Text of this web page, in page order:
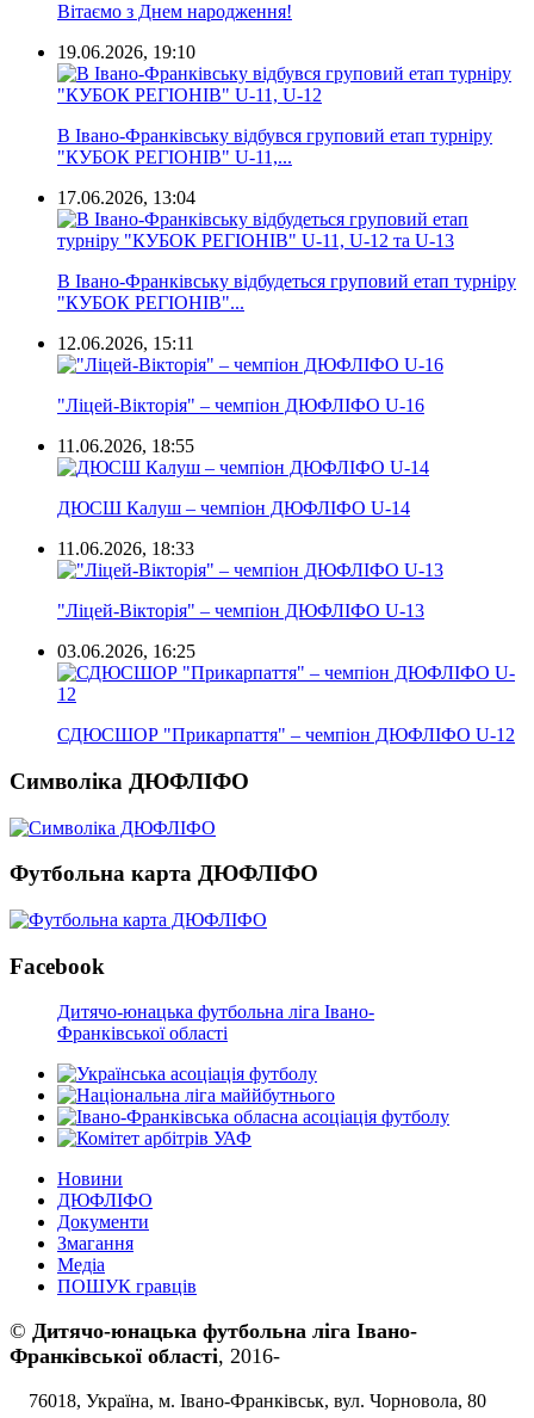
Вітаємо з Днем народження!
19.06.2026, 19:10
В Івано-Франківську відбувся груповий етап турніру
"КУБОК РЕГІОНІВ" U-11,...
17.06.2026, 13:04
В Івано-Франківську відбудеться груповий етап турніру
"КУБОК РЕГІОНІВ"...
12.06.2026, 15:11
"Ліцей-Вікторія" – чемпіон ДЮФЛІФО U-16
11.06.2026, 18:55
ДЮСШ Калуш – чемпіон ДЮФЛІФО U-14
11.06.2026, 18:33
"Ліцей-Вікторія" – чемпіон ДЮФЛІФО U-13
03.06.2026, 16:25
СДЮСШОР "Прикарпаття" – чемпіон ДЮФЛІФО U-12
Символіка ДЮФЛІФО
Футбольна карта ДЮФЛІФО
Facebook
Дитячо-юнацька футбольна ліга Івано-
Франківської області
Новини
ДЮФЛІФО
Документи
Змагання
Медіа
ПОШУК гравців
© Дитячо-юнацька футбольна ліга Івано-
Франківської області, 2016-
76018, Україна, м. Івано-Франківськ, вул. Чорновола, 80